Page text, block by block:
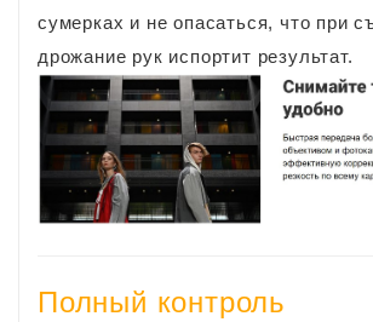
сумерках и не опасаться, что при
дрожание рук испортит результат.
Полный контроль